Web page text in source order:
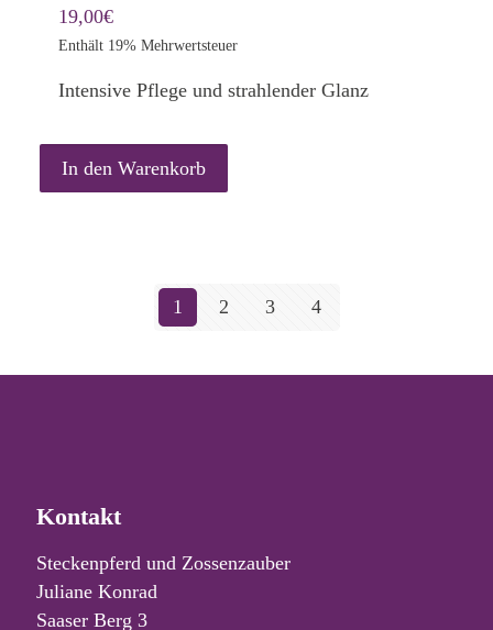
19,00€
Enthält 19% Mehrwertsteuer
Intensive Pflege und strahlender Glanz
In den Warenkorb
1 2 3 4
Kontakt
Steckenpferd und Zossenzauber
Juliane Konrad
Saaser Berg 3